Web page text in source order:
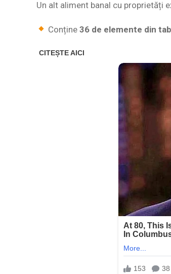
Un alt aliment banal cu proprietăți
Conține36 de elemente din